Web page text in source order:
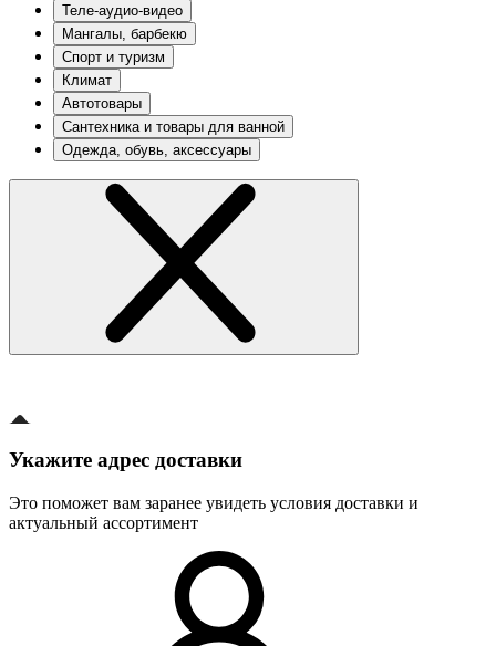
Теле-аудио-видео
Мангалы, барбекю
Спорт и туризм
Климат
Автотовары
Сантехника и товары для ванной
Одежда, обувь, аксессуары
Укажите адрес доставки
Это поможет вам заранее увидеть условия доставки и
актуальный ассортимент